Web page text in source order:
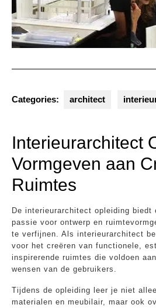
Categories: architect
Interieurarchitect
Vormgeven aan
Ruimtes
De interieurarchitect opleiding biedt
passie voor ontwerp en
te verfijnen. Als interieurarchitect
voor het creëren van functionele,
inspirerende ruimtes die voldoen
wensen van de gebruikers.
Tijdens de opleiding leer je niet
materialen en meubilair, maar ook